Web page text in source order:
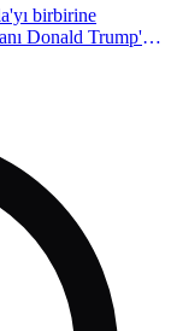
birbirine
Donald Trump'ın